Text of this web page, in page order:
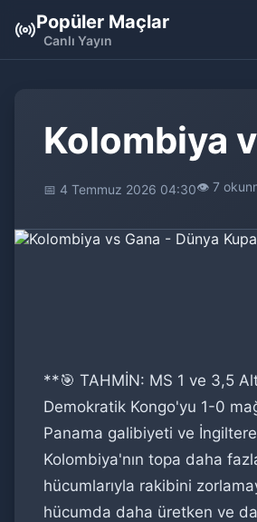
Popüler Maçlar
Canlı Yayın
Kolombiya
📅 4 Temmuz 2026 04:30👁️ 7
**🎯 TAHMİN: MS 1 ve 3,5
Demokratik Kongo'yu 1-0
Panama galibiyeti ve
Kolombiya'nın topa daha
hücumlarıyla rakibini
hücumda daha üretken ve